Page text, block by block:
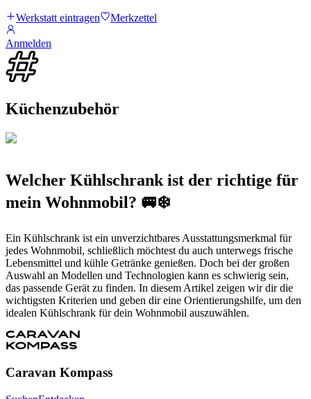
Werkstatt eintragen Merkzettel
Anmelden
Küchenzubehör
Welcher Kühlschrank ist der richtige für
mein Wohnmobil? 🚐❄️
Ein Kühlschrank ist ein unverzichtbares Ausstattungsmerkmal für
jedes Wohnmobil, schließlich möchtest du auch unterwegs frische
Lebensmittel und kühle Getränke genießen. Doch bei der großen
Auswahl an Modellen und Technologien kann es schwierig sein,
das passende Gerät zu finden. In diesem Artikel zeigen wir dir die
wichtigsten Kriterien und geben dir eine Orientierungshilfe, um den
idealen Kühlschrank für dein Wohnmobil auszuwählen.
Caravan Kompass